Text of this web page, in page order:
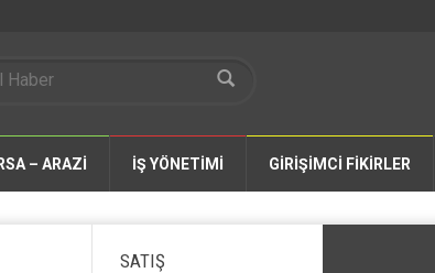
– ARAZİ İŞ YÖNETİMİ GİRİŞİMCİ FİKİRLER
SATIŞ